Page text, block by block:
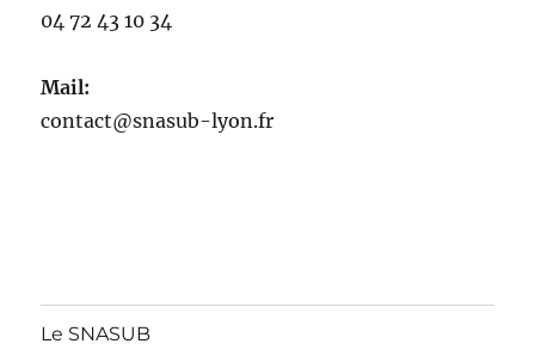
04 72 43 10 34
Mail:
contact@snasub-lyon.fr
Le SNASUB